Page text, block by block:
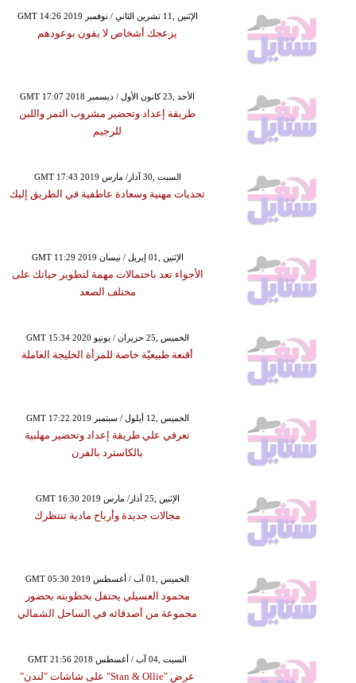
GMT 14:26 2019 الإثنين ,11 تشرين الثاني / نوفمبر
يزعجك أشخاص لا يفون بوعودهم
GMT 17:07 2018 الأحد ,23 كانون الأول / ديسمبر
طريقة إعداد وتحضير مشروب التمر واللبن
للرجيم
GMT 17:43 2019 السبت ,30 آذار/ مارس
تحديات مهنية وسعادة عاطفية في الطريق إليك
GMT 11:29 2019 الإثنين ,01 إبريل / نيسان
الأجواء تعد باحتمالات مهمة لتطوير حياتك على
مختلف الصعد
GMT 15:34 2020 الخميس ,25 حزيران / يونيو
أقنعة طبيعيّة خاصة للمرأة الخليجة العاملة
GMT 17:22 2019 الخميس ,12 أيلول / سبتمبر
تعرفي علي طريقة إعداد وتحضير مهلبية
بالكاسترد بالفرن
GMT 16:30 2019 الإثنين ,25 آذار/ مارس
مجالات جديدة وأرباح مادية تنتظرك
GMT 05:30 2019 الخميس ,01 آب / أغسطس
محمود العسيلي يحتفل بخطوبته بحضور
مجموعة من أصدقائه في الساحل الشمالي
GMT 21:56 2018 السبت ,04 آب / أغسطس
عرض "Stan & Ollie" على شاشات "لندن"